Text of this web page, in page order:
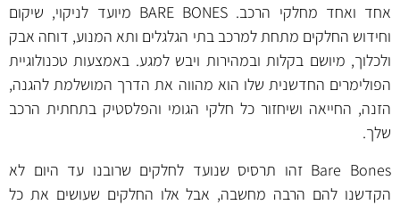
אחד ואחד מחלקי הרכב. BARE BONES מיועד לניקוי, שיקום
וחידוש החלקים מתחת למרכב בתי הגלגלים ותא המנוע, דוחה אבק
ולכלוך, מיושם בקלות ובמהירות ויבש למגע. באמצעות טכנולוגיית
הפולימרים החדשנית שלו הוא מהווה את הדרך המושלמת להגנה,
הזנה, החייאה ושיחזור כל חלקי הגומי והפלסטיק בתחתית הרכב
שלך.
Bare Bones זהו תרסיס שנועד לחלקים שרובנו עד היום לא
הקדשנו להם הרבה מחשבה, אבל אלו החלקים שעושים את כל